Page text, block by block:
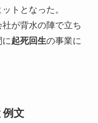
トとなった。
が背水の陣で立ち
に起死回生の事業に
例文